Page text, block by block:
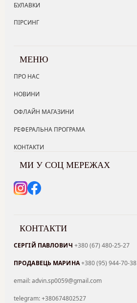
БУЛАВКИ
ПІРСИНГ
МЕНЮ
ПРО НАС
НОВИНИ
ОФЛАЙН МАГАЗИНИ
РЕФЕРАЛЬНА ПРОГРАМА
КОНТАКТИ
МИ У СОЦ МЕРЕЖАХ
КОНТАКТИ
СЕРГІЙ ПАВЛОВИЧ +380 (67) 480-25-27
ПРОДАВЕЦЬ МАРИНА+380 (95) 944-70-38
email: advin.sp0059@gmail.com
telegram: +380674802527